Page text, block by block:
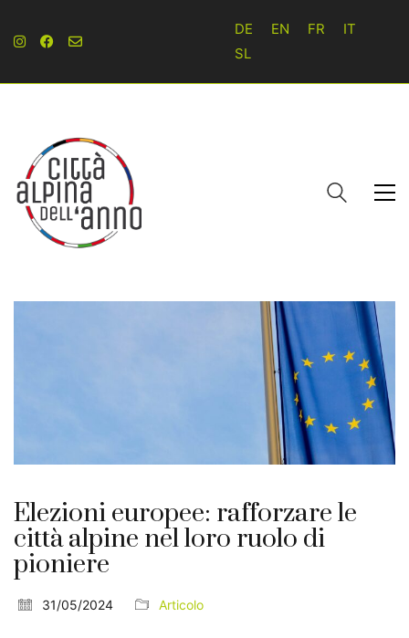
DE EN FR
IT
SL
Elezioni europee: rafforzare le
città alpine nel loro ruolo di
pioniere
31/05/2024 Articolo